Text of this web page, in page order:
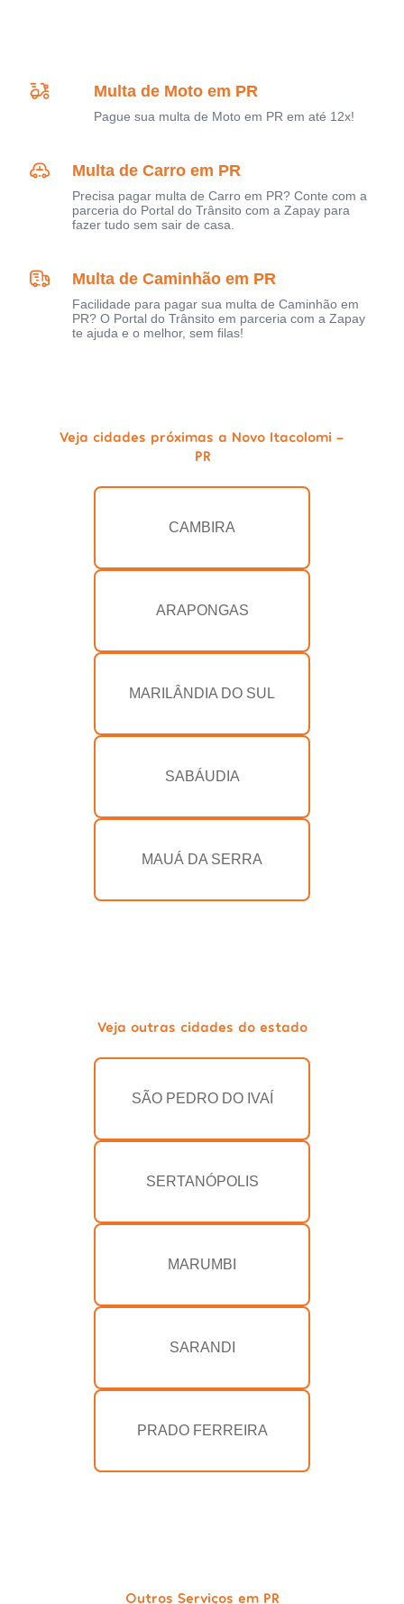
Multa de Moto em PR
Pague sua multa de Moto em PR em até 12x!
Multa de Carro em PR
Precisa pagar multa de Carro em PR? Conte com a
parceria do Portal do Trânsito com a Zapay para
fazer tudo sem sair de casa.
Multa de Caminhão em PR
Facilidade para pagar sua multa de Caminhão em
PR? O Portal do Trânsito em parceria com a Zapay
te ajuda e o melhor, sem filas!
Veja cidades próximas a Novo Itacolomi -
PR
CAMBIRA
ARAPONGAS
MARILÂNDIA DO SUL
SABÁUDIA
MAUÁ DA SERRA
Veja outras cidades do estado
SÃO PEDRO DO IVAÍ
SERTANÓPOLIS
MARUMBI
SARANDI
PRADO FERREIRA
Outros Serviços em PR